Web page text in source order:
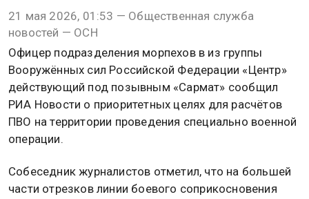
21 мая 2026, 01:53 — Общественная служба
новостей — ОСН
Офицер подразделения морпехов в из группы
Вооружённых сил Российской Федерации «Центр»
действующий под позывным «Сармат» сообщил
РИА Новости о приоритетных целях для расчётов
ПВО на территории проведения специально военной
операции.
Собеседник журналистов отметил, что на большей
части отрезков линии боевого соприкосновения